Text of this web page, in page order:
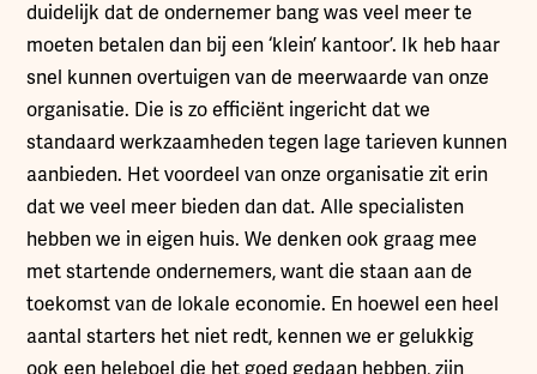
duidelijk dat de ondernemer bang was veel meer te
moeten betalen dan bij een ‘klein’ kantoor’. Ik heb haar
snel kunnen overtuigen van de meerwaarde van onze
organisatie. Die is zo efficiënt ingericht dat we
standaard werkzaamheden tegen lage tarieven kunnen
aanbieden. Het voordeel van onze organisatie zit erin
dat we veel meer bieden dan dat. Alle specialisten
hebben we in eigen huis. We denken ook graag mee
met startende ondernemers, want die staan aan de
toekomst van de lokale economie. En hoewel een heel
aantal starters het niet redt, kennen we er gelukkig
ook een heleboel die het goed gedaan hebben, zijn